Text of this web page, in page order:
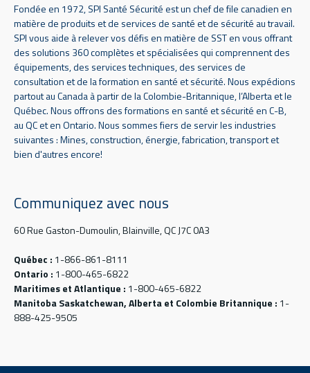
Fondée en 1972, SPI Santé Sécurité est un chef de file canadien en
matière de produits et de services de santé et de sécurité au travail.
SPI vous aide à relever vos défis en matière de SST en vous offrant
des solutions 360 complètes et spécialisées qui comprennent des
équipements, des services techniques, des services de
consultation et de la formation en santé et sécurité. Nous expédions
partout au Canada à partir de la Colombie-Britannique, l’Alberta et le
Québec. Nous offrons des formations en santé et sécurité en C-B,
au QC et en Ontario. Nous sommes fiers de servir les industries
suivantes : Mines, construction, énergie, fabrication, transport et
bien d'autres encore!
Communiquez avec nous
60 Rue Gaston-Dumoulin, Blainville, QC J7C 0A3
Québec : 1-866-861-8111
Ontario : 1-800-465-6822
Maritimes et Atlantique : 1-800-465-6822
Manitoba Saskatchewan, Alberta et Colombie Britannique : 1-
888-425-9505